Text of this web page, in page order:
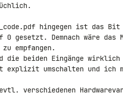
hingegen ist das
0 gesetzt. Demnach wäre
empfangen.
die beiden Eingänge wirklich
explizit umschalten und ich
verschiedenen